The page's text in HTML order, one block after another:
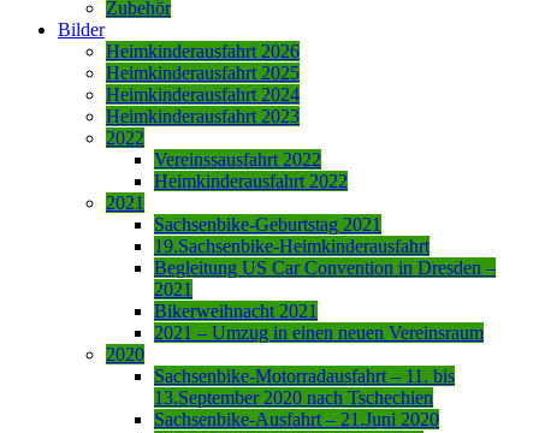
Zubehör
Bilder
Heimkinderausfahrt 2026
Heimkinderausfahrt 2025
Heimkinderausfahrt 2024
Heimkinderausfahrt 2023
2022
Vereinssausfahrt 2022
Heimkinderausfahrt 2022
2021
Sachsenbike-Geburtstag 2021
19.Sachsenbike-Heimkinderausfahrt
Begleitung US Car Convention in Dresden –
2021
Bikerweihnacht 2021
2021 – Umzug in einen neuen Vereinsraum
2020
Sachsenbike-Motorradausfahrt – 11. bis
13.September 2020 nach Tschechien
Sachsenbike-Ausfahrt – 21.Juni 2020